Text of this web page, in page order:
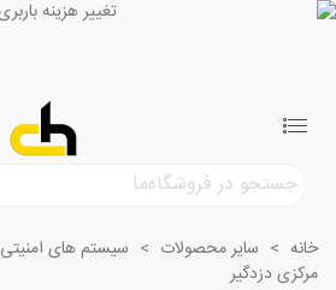
خانه > سایر محصولات > سیستم های امنیتی
مرکزی دزدگیر